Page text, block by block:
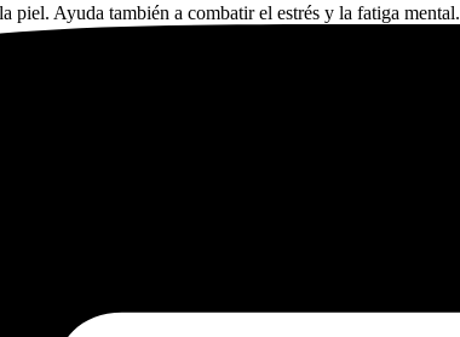
piel. Ayuda también a combatir el estrés y la fatiga mental.